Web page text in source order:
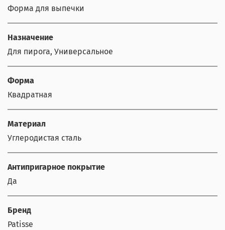
Форма для выпечки
Назначение
Для пирога, Универсальное
Форма
Квадратная
Материал
Углеродистая сталь
Антипригарное покрытие
Да
Бренд
Patisse